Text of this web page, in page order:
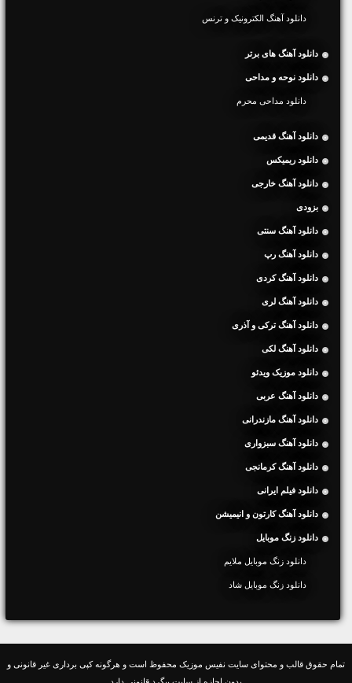
دانلود آهنگ الکترونیک و ترنس
دانلود آهنگ های برتر
دانلود نوحه و مداحی
دانلود مداحی محرم
دانلود آهنگ قدیمی
دانلود ریمیکس
دانلود آهنگ خارجی
بزودی
دانلود آهنگ سنتی
دانلود آهنگ رپ
دانلود آهنگ کردی
دانلود آهنگ لری
دانلود آهنگ ترکی و آذری
دانلود آهنگ لکی
دانلود موزیک ویدئو
دانلود آهنگ عربی
دانلود آهنگ مازندرانی
دانلود آهنگ سبزواری
دانلود آهنگ کرمانجی
دانلود فیلم ایرانی
دانلود آهنگ کارتون و انیمیشن
دانلود زنگ موبایل
دانلود زنگ موبایل ملایم
دانلود زنگ موبایل شاد
تمام حقوق قالب و محتوای سایت نفیس موزیک محفوظ است و هرگونه کپی برداری غیر قانونی و